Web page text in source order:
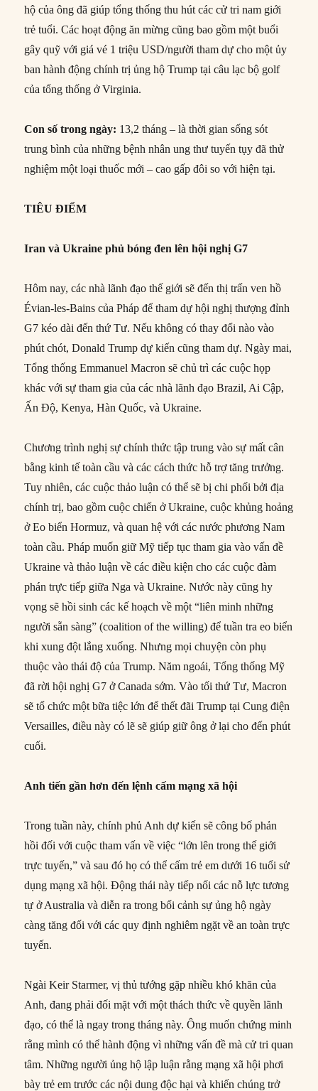
hộ của ông đã giúp tổng thống thu hút các cử tri nam giới
trẻ tuổi. Các hoạt động ăn mừng cũng bao gồm một buổi
gây quỹ với giá vé 1 triệu USD/người tham dự cho một ủy
ban hành động chính trị ủng hộ Trump tại câu lạc bộ golf
của tổng thống ở Virginia.
Con số trong ngày: 13,2 tháng – là thời gian sống sót
trung bình của những bệnh nhân ung thư tuyến tụy đã thử
nghiệm một loại thuốc mới – cao gấp đôi so với hiện tại.
TIÊU ĐIỂM
Iran và Ukraine phủ bóng đen lên hội nghị G7
Hôm nay, các nhà lãnh đạo thế giới sẽ đến thị trấn ven hồ
Évian-les-Bains của Pháp để tham dự hội nghị thượng đỉnh
G7 kéo dài đến thứ Tư. Nếu không có thay đổi nào vào
phút chót, Donald Trump dự kiến cũng tham dự. Ngày mai,
Tổng thống Emmanuel Macron sẽ chủ trì các cuộc họp
khác với sự tham gia của các nhà lãnh đạo Brazil, Ai Cập,
Ấn Độ, Kenya, Hàn Quốc, và Ukraine.
Chương trình nghị sự chính thức tập trung vào sự mất cân
bằng kinh tế toàn cầu và các cách thức hỗ trợ tăng trưởng.
Tuy nhiên, các cuộc thảo luận có thể sẽ bị chi phối bởi địa
chính trị, bao gồm cuộc chiến ở Ukraine, cuộc khủng hoảng
ở Eo biển Hormuz, và quan hệ với các nước phương Nam
toàn cầu. Pháp muốn giữ Mỹ tiếp tục tham gia vào vấn đề
Ukraine và thảo luận về các điều kiện cho các cuộc đàm
phán trực tiếp giữa Nga và Ukraine. Nước này cũng hy
vọng sẽ hồi sinh các kế hoạch về một “liên minh những
người sẵn sàng” (coalition of the willing) để tuần tra eo biển
khi xung đột lắng xuống. Nhưng mọi chuyện còn phụ
thuộc vào thái độ của Trump. Năm ngoái, Tổng thống Mỹ
đã rời hội nghị G7 ở Canada sớm. Vào tối thứ Tư, Macron
sẽ tổ chức một bữa tiệc lớn để thết đãi Trump tại Cung điện
Versailles, điều này có lẽ sẽ giúp giữ ông ở lại cho đến phút
cuối.
Anh tiến gần hơn đến lệnh cấm mạng xã hội
Trong tuần này, chính phủ Anh dự kiến sẽ công bố phản
hồi đối với cuộc tham vấn về việc “lớn lên trong thế giới
trực tuyến,” và sau đó họ có thể cấm trẻ em dưới 16 tuổi sử
dụng mạng xã hội. Động thái này tiếp nối các nỗ lực tương
tự ở Australia và diễn ra trong bối cảnh sự ủng hộ ngày
càng tăng đối với các quy định nghiêm ngặt về an toàn trực
tuyến.
Ngài Keir Starmer, vị thủ tướng gặp nhiều khó khăn của
Anh, đang phải đối mặt với một thách thức về quyền lãnh
đạo, có thể là ngay trong tháng này. Ông muốn chứng minh
rằng mình có thể hành động vì những vấn đề mà cử tri quan
tâm. Những người ủng hộ lập luận rằng mạng xã hội phơi
bày trẻ em trước các nội dung độc hại và khiến chúng trở